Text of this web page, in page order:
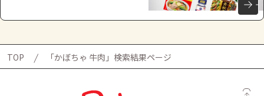
TOP 「かぼちゃ 牛肉」検索結果ページ